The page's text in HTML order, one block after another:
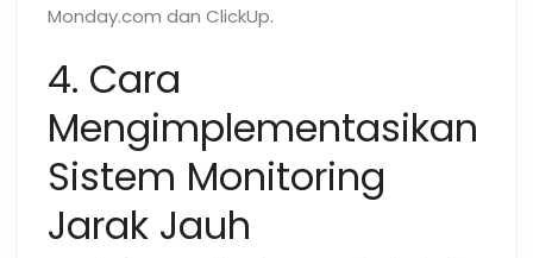
Monday.com dan ClickUp.
4. Cara
Mengimplementasikan
Sistem Monitoring
Jarak Jauh